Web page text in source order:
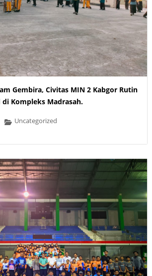
Gembira, Civitas MIN 2 Kabgor Rutin
Kompleks Madrasah.
Uncategorized